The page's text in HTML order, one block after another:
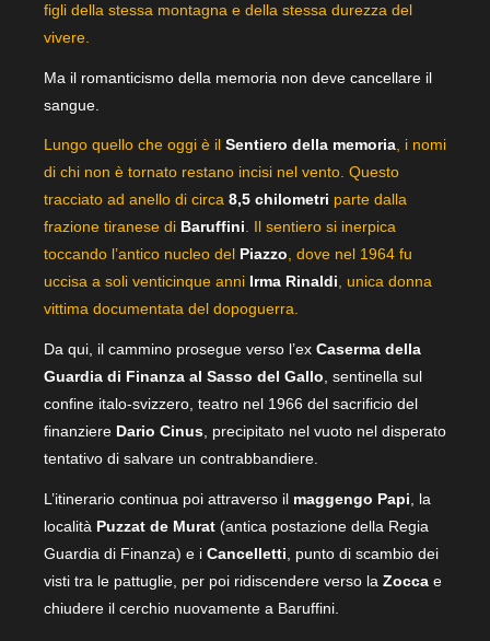
figli della stessa montagna e della stessa durezza del
vivere.
Ma il romanticismo della memoria non deve cancellare il
sangue.
Lungo quello che oggi è il Sentiero della memoria, i nomi
di chi non è tornato restano incisi nel vento. Questo
tracciato ad anello di circa 8,5 chilometri parte dalla
frazione tiranese di Baruffini. Il sentiero si inerpica
toccando l’antico nucleo del Piazzo, dove nel 1964 fu
uccisa a soli venticinque anni Irma Rinaldi, unica donna
vittima documentata del dopoguerra.
Da qui, il cammino prosegue verso l’ex Caserma della
Guardia di Finanza al Sasso del Gallo , sentinella sul
confine italo-svizzero, teatro nel 1966 del sacrificio del
finanziere Dario Cinus , precipitato nel vuoto nel disperato
tentativo di salvare un contrabbandiere.
L’itinerario continua poi attraverso il maggengo Papi , la
località Puzzat de Murat (antica postazione della Regia
Guardia di Finanza) e i Cancelletti , punto di scambio dei
visti tra le pattuglie, per poi ridiscendere verso la Zocca e
chiudere il cerchio nuovamente a Baruffini.